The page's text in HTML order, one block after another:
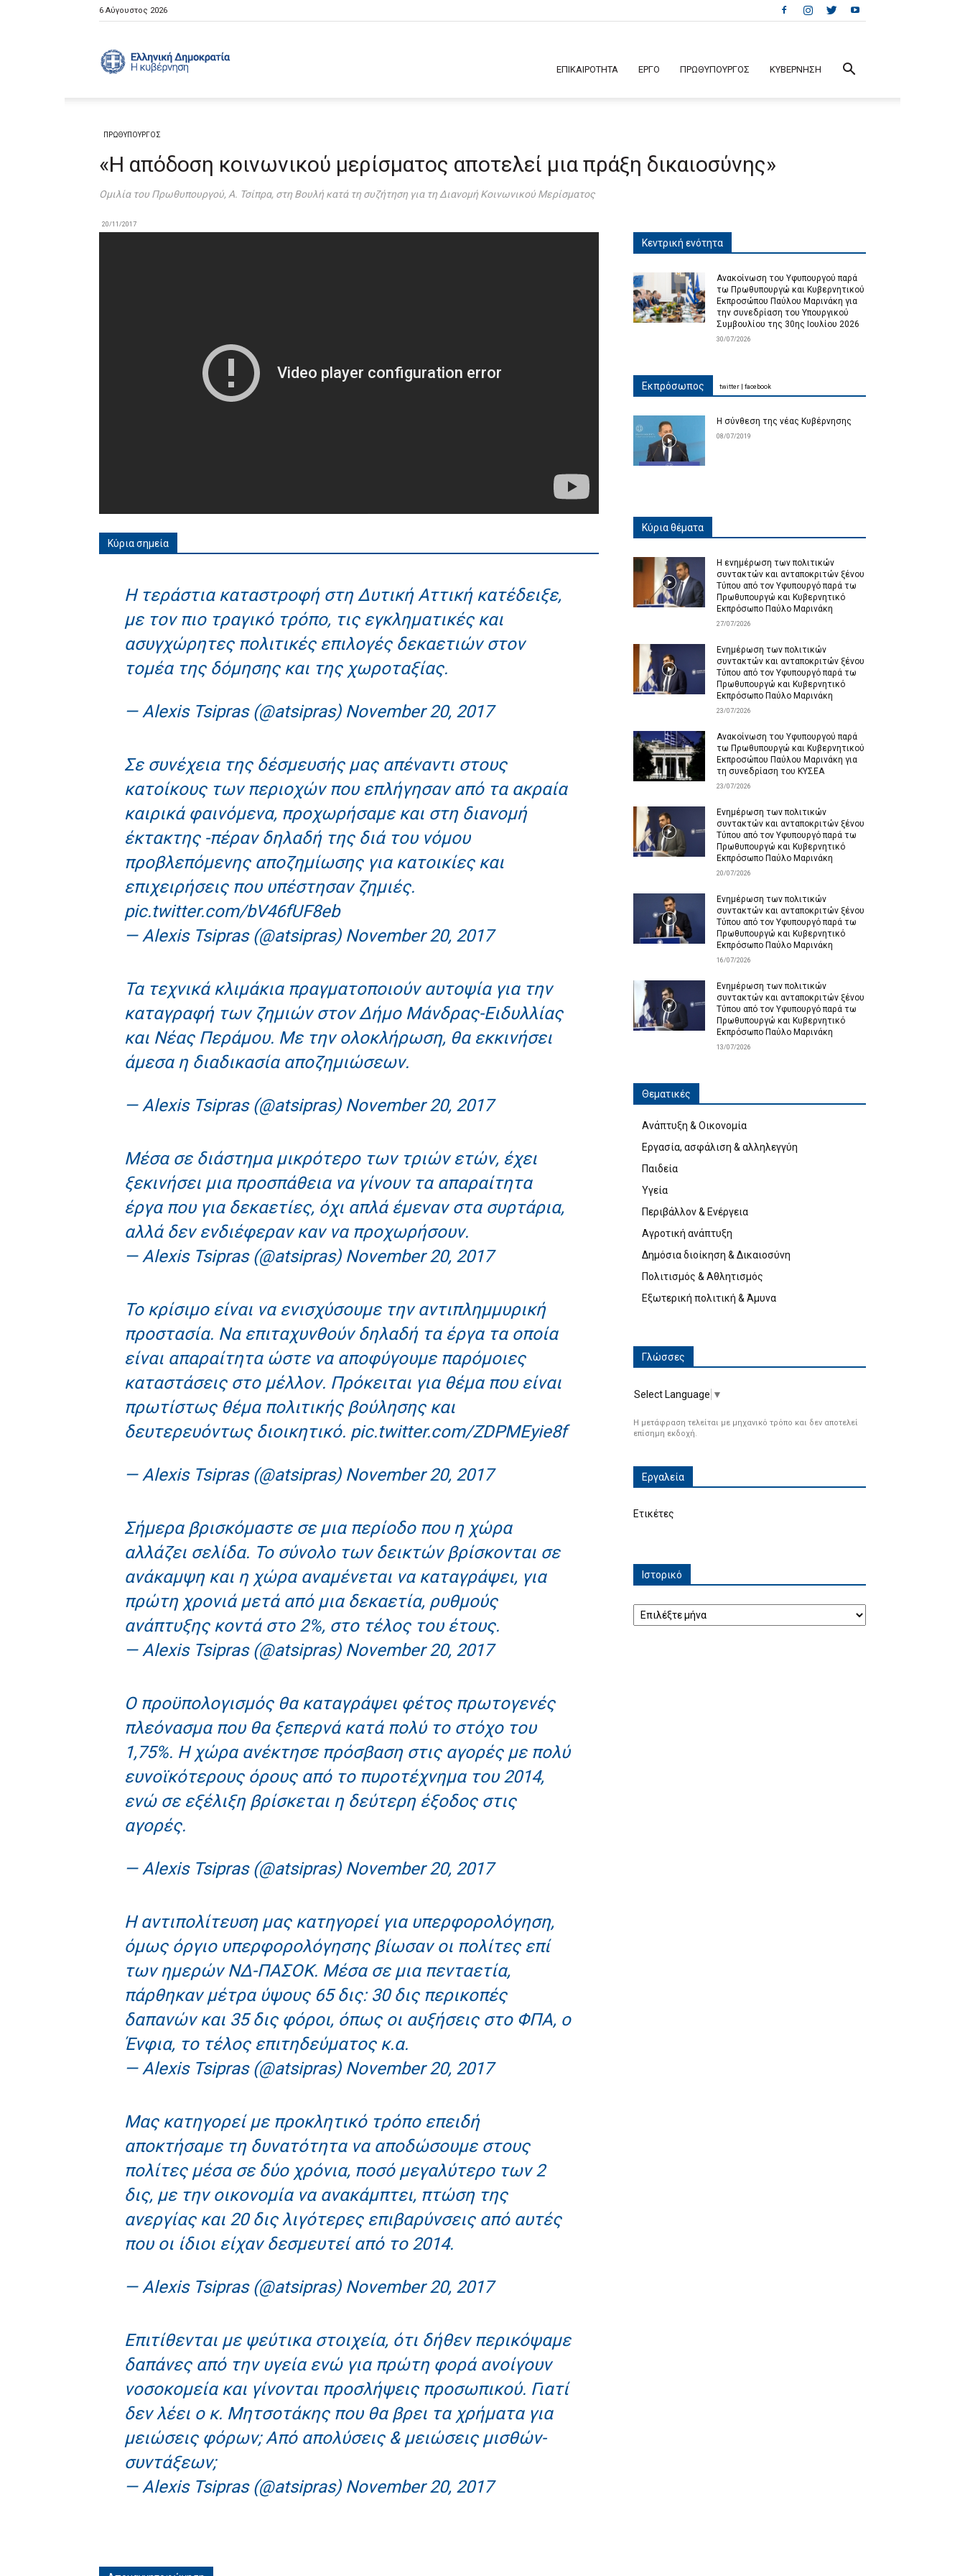
6 Αύγουστος 2026
ΕΠΙΚΑΙΡΟΤΗΤΑ ΕΡΓΟ ΠΡΩΘΥΠΟΥΡΓΟΣ ΚΥΒΕΡΝΗΣΗ
ΠΡΩΘΥΠΟΥΡΓΟΣ
«Η απόδοση κοινωνικού μερίσματος αποτελεί μια πράξη δικαιοσύνης»
Ομιλία του Πρωθυπουργού, Α. Τσίπρα, στη Βουλή κατά τη συζήτηση για τη Διανομή Κοινωνικού Μερίσματος
20/11/2017
Κύρια σημεία
Η τεράστια καταστροφή στη Δυτική Αττική κατέδειξε,
με τον πιο τραγικό τρόπο, τις εγκληματικές και
ασυγχώρητες πολιτικές επιλογές δεκαετιών στον
τομέα της δόμησης και της χωροταξίας.
— Alexis Tsipras (@atsipras) November 20, 2017
Σε συνέχεια της δέσμευσής μας απέναντι στους
κατοίκους των περιοχών που επλήγησαν από τα ακραία
καιρικά φαινόμενα, προχωρήσαμε και στη διανομή
έκτακτης -πέραν δηλαδή της διά του νόμου
προβλεπόμενης αποζημίωσης για κατοικίες και
επιχειρήσεις που υπέστησαν ζημιές.
pic.twitter.com/bV46fUF8eb
— Alexis Tsipras (@atsipras) November 20, 2017
Τα τεχνικά κλιμάκια πραγματοποιούν αυτοψία για την
καταγραφή των ζημιών στον Δήμο Μάνδρας-Ειδυλλίας
και Νέας Περάμου. Με την ολοκλήρωση, θα εκκινήσει
άμεσα η διαδικασία αποζημιώσεων.
— Alexis Tsipras (@atsipras) November 20, 2017
Μέσα σε διάστημα μικρότερο των τριών ετών, έχει
ξεκινήσει μια προσπάθεια να γίνουν τα απαραίτητα
έργα που για δεκαετίες, όχι απλά έμεναν στα συρτάρια,
αλλά δεν ενδιέφεραν καν να προχωρήσουν.
— Alexis Tsipras (@atsipras) November 20, 2017
Το κρίσιμο είναι να ενισχύσουμε την αντιπλημμυρική
προστασία. Να επιταχυνθούν δηλαδή τα έργα τα οποία
είναι απαραίτητα ώστε να αποφύγουμε παρόμοιες
καταστάσεις στο μέλλον. Πρόκειται για θέμα που είναι
πρωτίστως θέμα πολιτικής βούλησης και
δευτερευόντως διοικητικό. pic.twitter.com/ZDPMEyie8f
— Alexis Tsipras (@atsipras) November 20, 2017
Σήμερα βρισκόμαστε σε μια περίοδο που η χώρα
αλλάζει σελίδα. Το σύνολο των δεικτών βρίσκονται σε
ανάκαμψη και η χώρα αναμένεται να καταγράψει, για
πρώτη χρονιά μετά από μια δεκαετία, ρυθμούς
ανάπτυξης κοντά στο 2%, στο τέλος του έτους.
— Alexis Tsipras (@atsipras) November 20, 2017
Ο προϋπολογισμός θα καταγράψει φέτος πρωτογενές
πλεόνασμα που θα ξεπερνά κατά πολύ το στόχο του
1,75%. Η χώρα ανέκτησε πρόσβαση στις αγορές με πολύ
ευνοϊκότερους όρους από το πυροτέχνημα του 2014,
ενώ σε εξέλιξη βρίσκεται η δεύτερη έξοδος στις
αγορές.
— Alexis Tsipras (@atsipras) November 20, 2017
Η αντιπολίτευση μας κατηγορεί για υπερφορολόγηση,
όμως όργιο υπερφορολόγησης βίωσαν οι πολίτες επί
των ημερών ΝΔ-ΠΑΣΟΚ. Μέσα σε μια πενταετία,
πάρθηκαν μέτρα ύψους 65 δις: 30 δις περικοπές
δαπανών και 35 δις φόροι, όπως οι αυξήσεις στο ΦΠΑ, ο
Ένφια, το τέλος επιτηδεύματος κ.α.
— Alexis Tsipras (@atsipras) November 20, 2017
Μας κατηγορεί με προκλητικό τρόπο επειδή
αποκτήσαμε τη δυνατότητα να αποδώσουμε στους
πολίτες μέσα σε δύο χρόνια, ποσό μεγαλύτερο των 2
δις, με την οικονομία να ανακάμπτει, πτώση της
ανεργίας και 20 δις λιγότερες επιβαρύνσεις από αυτές
που οι ίδιοι είχαν δεσμευτεί από το 2014.
— Alexis Tsipras (@atsipras) November 20, 2017
Επιτίθενται με ψεύτικα στοιχεία, ότι δήθεν περικόψαμε
δαπάνες από την υγεία ενώ για πρώτη φορά ανοίγουν
νοσοκομεία και γίνονται προσλήψεις προσωπικού. Γιατί
δεν λέει ο κ. Μητσοτάκης που θα βρει τα χρήματα για
μειώσεις φόρων; Από απολύσεις & μειώσεις μισθών-
συντάξεων;
— Alexis Tsipras (@atsipras) November 20, 2017
Κεντρική ενότητα
Ανακοίνωση του Υφυπουργού παρά
τω Πρωθυπουργώ και Κυβερνητικού
Εκπροσώπου Παύλου Μαρινάκη για
την συνεδρίαση του Υπουργικού
Συμβουλίου της 30ης Ιουλίου 2026
30/07/2026
Εκπρόσωπος
Η σύνθεση της νέας Κυβέρνησης
08/07/2019
twitter facebook
Κύρια θέματα
Η ενημέρωση των πολιτικών
συντακτών και ανταποκριτών ξένου
Τύπου από τον Υφυπουργό παρά τω
Πρωθυπουργώ και Κυβερνητικό
Εκπρόσωπο Παύλο Μαρινάκη
27/07/2026
Ενημέρωση των πολιτικών
συντακτών και ανταποκριτών ξένου
Τύπου από τον Υφυπουργό παρά τω
Πρωθυπουργώ και Κυβερνητικό
Εκπρόσωπο Παύλο Μαρινάκη
23/07/2026
Ανακοίνωση του Υφυπουργού παρά
τω Πρωθυπουργώ και Κυβερνητικού
Εκπροσώπου Παύλου Μαρινάκη για
τη συνεδρίαση του ΚΥΣΕΑ
23/07/2026
Ενημέρωση των πολιτικών
συντακτών και ανταποκριτών ξένου
Τύπου από τον Υφυπουργό παρά τω
Πρωθυπουργώ και Κυβερνητικό
Εκπρόσωπο Παύλο Μαρινάκη
20/07/2026
Ενημέρωση των πολιτικών
συντακτών και ανταποκριτών ξένου
Τύπου από τον Υφυπουργό παρά τω
Πρωθυπουργώ και Κυβερνητικό
Εκπρόσωπο Παύλο Μαρινάκη
16/07/2026
Ενημέρωση των πολιτικών
συντακτών και ανταποκριτών ξένου
Τύπου από τον Υφυπουργό παρά τω
Πρωθυπουργώ και Κυβερνητικό
Εκπρόσωπο Παύλο Μαρινάκη
13/07/2026
Θεματικές
Ανάπτυξη & Οικονομία
Εργασία, ασφάλιση & αλληλεγγύη
Παιδεία
Υγεία
Περιβάλλον & Ενέργεια
Αγροτική ανάπτυξη
Δημόσια διοίκηση & Δικαιοσύνη
Πολιτισμός & Αθλητισμός
Εξωτερική πολιτική & Άμυνα
Γλώσσες
Select Language ▼
Η μετάφραση τελείται με μηχανικό τρόπο και δεν αποτελεί
επίσημη εκδοχή.
Εργαλεία
Ετικέτες
Ιστορικό